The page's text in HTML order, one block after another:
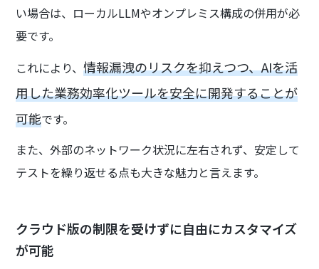
い場合は、ローカルLLMやオンプレミス構成の併用が必
要です。
これにより、情報漏洩のリスクを抑えつつ、AIを活
用した業務効率化ツールを安全に開発することが
可能です。
また、外部のネットワーク状況に左右されず、安定して
テストを繰り返せる点も大きな魅力と言えます。
クラウド版の制限を受けずに自由にカスタマイズ
が可能